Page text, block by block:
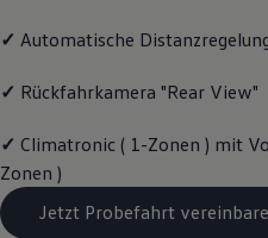
✓ Automatische
✓ Rückfahrkamera "Rear View"
✓ Climatronic ( 1-Zonen ) mit
Zonen )
Jetzt Probefahrt